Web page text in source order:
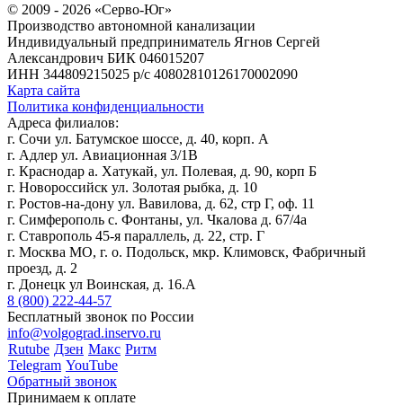
© 2009 - 2026 «Серво-Юг»
Производство автономной канализации
Индивидуальный предприниматель Ягнов Сергей
Александрович БИК 046015207
ИНН 344809215025 р/с 40802810126170002090
Карта сайта
Политика конфиденциальности
Адреса филиалов:
г. Сочи ул. Батумское шоссе, д. 40, корп. А
г. Адлер ул. Авиационная 3/1В
г. Краснодар а. Хатукай, ул. Полевая, д. 90, корп Б
г. Новороссийск ул. Золотая рыбка, д. 10
г. Ростов-на-дону ул. Вавилова, д. 62, стр Г, оф. 11
г. Симферополь с. Фонтаны, ул. Чкалова д. 67/4а
г. Ставрополь 45-я параллель, д. 22, стр. Г
г. Москва МО, г. о. Подольск, мкр. Климовск, Фабричный
проезд, д. 2
г. Донецк ул Воинская, д. 16.А
8 (800) 222-44-57
Бесплатный звонок по России
info@volgograd.inservo.ru
Rutube Дзен Макс Ритм
Telegram YouTube
Обратный звонок
Принимаем к оплате